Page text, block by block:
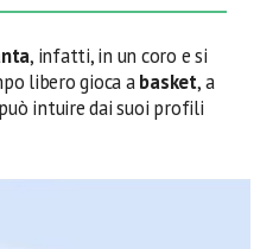
, infatti, in un coro e si
libero gioca abasket, a
intuire dai suoi profili